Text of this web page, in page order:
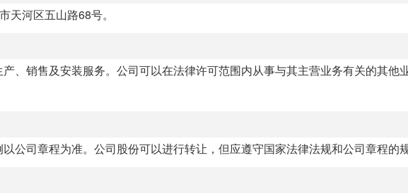
天河区五山路68号。
、销售及安装服务。公司可以在法律许可范围内从事与其主营业务有关的其他
公司章程为准。公司股份可以进行转让，但应遵守国家法律法规和公司章程的